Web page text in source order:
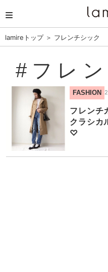
lamireトップ＞ フレンチシック
#フレ
FASHION
フレンチ
クラシカ
♡